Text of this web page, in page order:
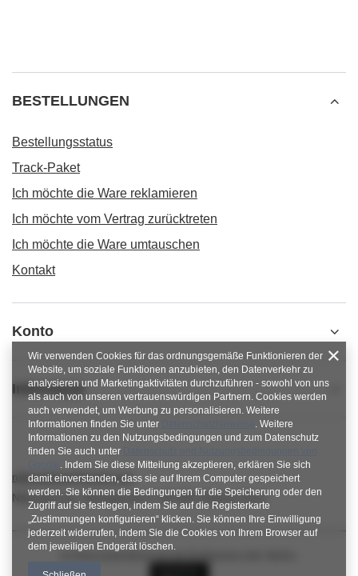
BESTELLUNGEN
Bestellungsstatus
Track-Paket
Ich möchte die Ware reklamieren
Ich möchte vom Vertrag zurücktreten
Ich möchte die Ware umtauschen
Kontakt
Konto
Informacje
nitkowelove@gmail.com
NitkoweLove,Ekologiczna 2,65-364 Zielona Góra
Wir verwenden Cookies für das ordnungsgemäße Funktionieren der
Website, um soziale Funktionen anzubieten, den Datenverkehr zu
analysieren und Marketingaktivitäten durchzuführen - sowohl von uns
als auch von unseren vertrauenswürdigen Partnern. Cookies werden
auch verwendet, um Werbung zu personalisieren. Weitere
Informationen finden Sie unter
. Weitere
Informationen zu den Nutzungsbedingungen und zum Datenschutz
finden Sie auch unter
. Indem Sie diese Mitteilung akzeptieren, erklären Sie sich
damit einverstanden, dass sie auf Ihrem Computer gespeichert
werden. Sie können die Bedingungen für die Speicherung oder den
Zugriff auf sie festlegen, indem Sie auf die Registerkarte
„Zustimmungen konfigurieren“ klicken. Sie können Ihre Einwilligung
jederzeit widerrufen, indem Sie die Cookies von Ihrem Browser auf
dem jeweiligen Endgerät löschen.